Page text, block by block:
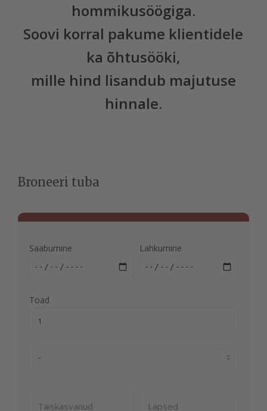
hommikusöögiga.
Soovi korral pakume klientidele
ka õhtusööki,
mille hind lisandub majutuse
hinnale.
Broneeri tuba
Saabumine Lahkumine
Toad